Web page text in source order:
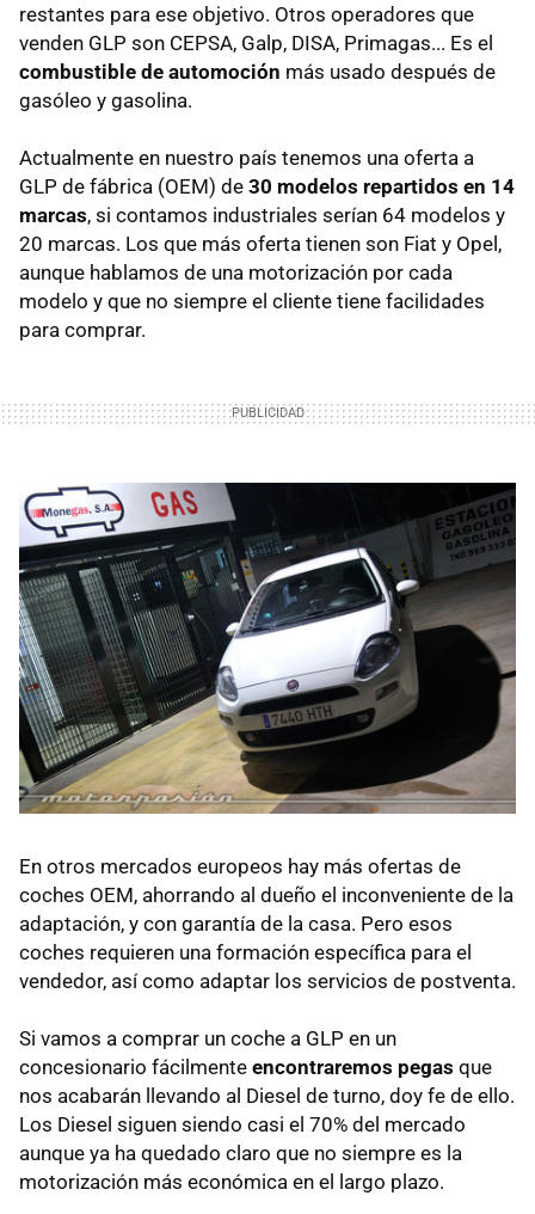
restantes para ese objetivo. Otros operadores que
venden GLP son CEPSA, Galp, DISA, Primagas... Es el
combustible de automoción más usado después de
gasóleo y gasolina.
Actualmente en nuestro país tenemos una oferta a
GLP de fábrica (OEM) de 30 modelos repartidos en 14
marcas, si contamos industriales serían 64 modelos y
20 marcas. Los que más oferta tienen son Fiat y Opel,
aunque hablamos de una motorización por cada
modelo y que no siempre el cliente tiene facilidades
para comprar.
En otros mercados europeos hay más ofertas de
coches OEM, ahorrando al dueño el inconveniente de la
adaptación, y con garantía de la casa. Pero esos
coches requieren una formación específica para el
vendedor, así como adaptar los servicios de postventa.
Si vamos a comprar un coche a GLP en un
concesionario fácilmente encontraremos pegas que
nos acabarán llevando al Diesel de turno, doy fe de ello.
Los Diesel siguen siendo casi el 70% del mercado
aunque ya ha quedado claro que no siempre es la
motorización más económica en el largo plazo.